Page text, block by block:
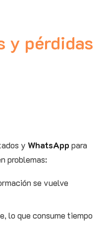
y pérdidas
y WhatsApp para
problemas:
se vuelve
lo que consume tiempo